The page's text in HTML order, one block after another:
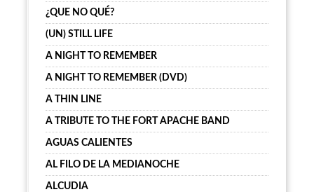
¿QUE NO QUÉ?
(UN) STILL LIFE
A NIGHT TO REMEMBER
A NIGHT TO REMEMBER (DVD)
A THIN LINE
A TRIBUTE TO THE FORT APACHE BAND
AGUAS CALIENTES
AL FILO DE LA MEDIANOCHE
ALCUDIA